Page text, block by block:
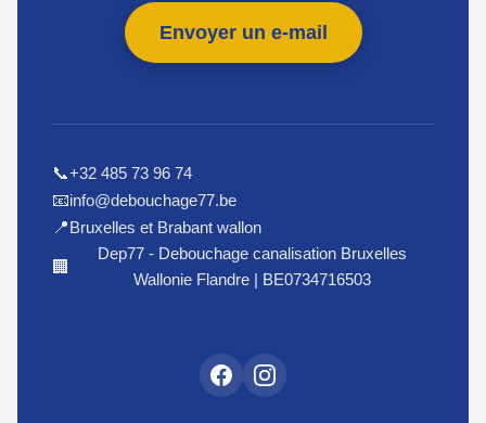
Envoyer un e-mail
📞+32 485 73 96 74
📧info@debouchage77.be
📍Bruxelles et Brabant wallon
🏢
Dep77 - Debouchage canalisation Bruxelles
Wallonie Flandre | BE0734716503